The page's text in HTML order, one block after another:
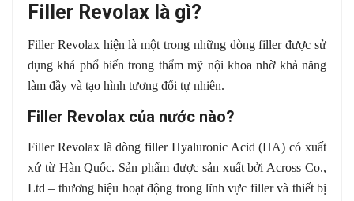
Filler Revolax là gì?
Filler Revolax hiện là một trong những dòng filler được sử
dụng khá phổ biến trong thẩm mỹ nội khoa nhờ khả năng
làm đầy và tạo hình tương đối tự nhiên.
Filler Revolax của nước nào?
Filler Revolax là dòng filler Hyaluronic Acid (HA) có xuất
xứ từ Hàn Quốc. Sản phẩm được sản xuất bởi Across Co.,
Ltd – thương hiệu hoạt động trong lĩnh vực filler và thiết bị